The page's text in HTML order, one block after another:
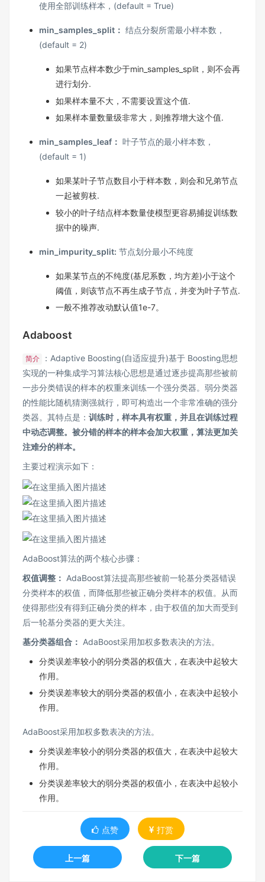
使用全部训练样本，(default = True)
min_samples_split： 结点分裂所需最小样本数，
(default = 2)
如果节点样本数少于min_samples_split，则不会再
进行划分.
如果样本量不大，不需要设置这个值.
如果样本量数量级非常大，则推荐增大这个值.
min_samples_leaf： 叶子节点的最小样本数，
(default = 1)
如果某叶子节点数目小于样本数，则会和兄弟节点
一起被剪枝.
较小的叶子结点样本数量使模型更容易捕捉训练数
据中的噪声.
min_impurity_split: 节点划分最小不纯度
如果某节点的不纯度(基尼系数，均方差)小于这个
阈值，则该节点不再生成子节点，并变为叶子节点.
一般不推荐改动默认值1e-7。
Adaboost
简介
：Adaptive Boosting(自适应提升)基于 Boosting思想
实现的一种集成学习算法核心思想是通过逐步提高那些被前
一步分类错误的样本的权重来训练一个强分类器。弱分类器
的性能比随机猜测强就行，即可构造出一个非常准确的强分
类器。其特点是： 训练时，样本具有权重，并且在训练过程
中动态调整。被分错的样本的样本会加大权重，算法更加关
注难分的样本。
主要过程演示如下：
AdaBoost算法的两个核心步骤：
权值调整： AdaBoost算法提高那些被前一轮基分类器错误
分类样本的权值，而降低那些被正确分类样本的权值。从而
使得那些没有得到正确分类的样本，由于权值的加大而受到
后一轮基分类器的更大关注。
基分类器组合： AdaBoost采用加权多数表决的方法。
分类误差率较小的弱分类器的权值大，在表决中起较大
作用。
分类误差率较大的弱分类器的权值小，在表决中起较小
作用。
AdaBoost采用加权多数表决的方法。
分类误差率较小的弱分类器的权值大，在表决中起较大
作用。
分类误差率较大的弱分类器的权值小，在表决中起较小
作用。
点赞 打赏
上一篇 下一篇